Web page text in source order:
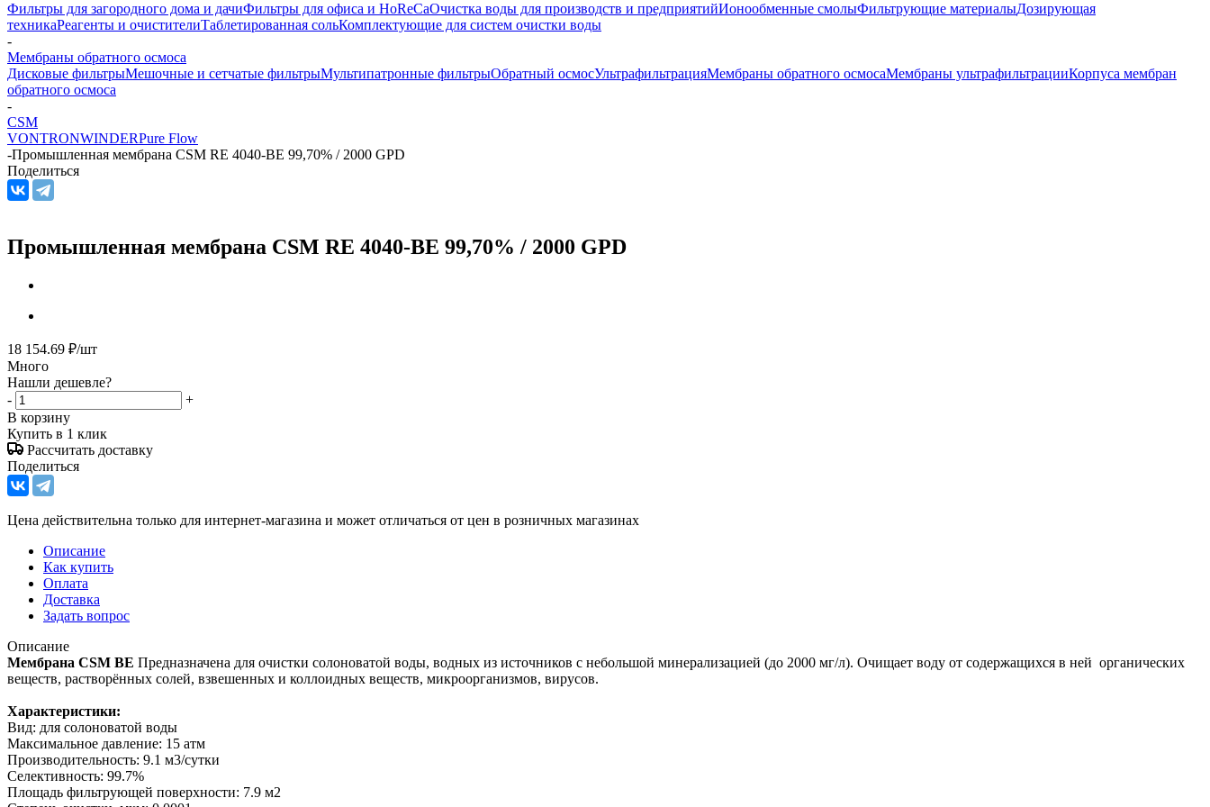
Фильтры для загородного дома и дачиФильтры для офиса и HoReCaОчистка воды для производств и предприятийИонообменные смолыФильтрующие материалыДозирующая
техникаРеагенты и очистителиТаблетированная сольКомплектующие для систем очистки воды
-
Мембраны обратного осмоса
Дисковые фильтрыМешочные и сетчатые фильтрыМультипатронные фильтрыОбратный осмосУльтрафильтрацияМембраны обратного осмосаМембраны ультрафильтрацииКорпуса мембран
обратного осмоса
-
CSM
VONTRONWINDERPure Flow
-Промышленная мембрана CSM RE 4040-BE 99,70% / 2000 GPD
Поделиться
Промышленная мембрана CSM RE 4040-BE 99,70% / 2000 GPD
18 154.69 ₽/шт
Много
Нашли дешевле?
-
+
В корзину
Купить в 1 клик
Рассчитать доставку
Поделиться
Цена действительна только для интернет-магазина и может отличаться от цен в розничных магазинах
Описание
Как купить
Оплата
Доставка
Задать вопрос
Описание
Мембрана CSM BE Предназначена для очистки солоноватой воды, водных из источников с небольшой минерализацией (до 2000 мг/л). Очищает воду от содержащихся в ней органических
веществ, растворённых солей, взвешенных и коллоидных веществ, микроорганизмов, вирусов.
Характеристики:
Вид: для солоноватой воды
Максимальное давление: 15 атм
Производительность: 9.1 м3/сутки
Селективность: 99.7%
Площадь фильтрующей поверхности: 7.9 м2